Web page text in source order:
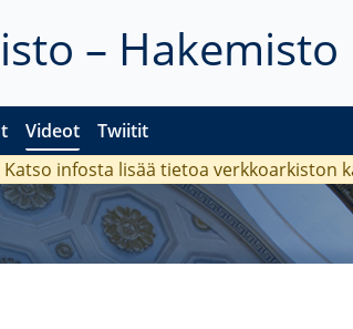
– Hakemisto
Videot Twiitit
infosta lisää tietoa verkkoarkiston